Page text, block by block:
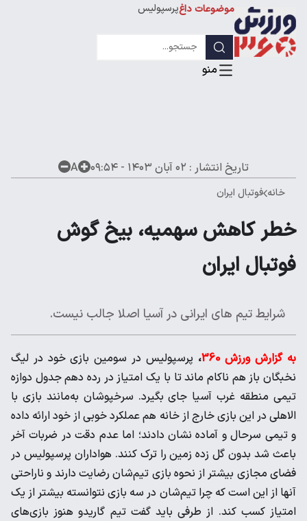
موضوعات داغپرسپولیس
لیگ قهرمانان
تاریخ انتشار : ۰۲ آبان ۱۴۰۳ - ۰۹:۵۴ A
خانه فوتبال ایران
خطر کاهش سهمیه، بیخ گوش
فوتبال ایران
شرایط تیم های ایرانی در آسیا اصلا جالب نیست.
به گزارش ورزش 360 ، پرسپولیس در سومین بازی خود در لیگ
نخبگان باز هم ناکام ماند تا با یک امتیاز در رده دهم جدول دوازه
تیمی منطقه غرب آسیا جای بگیرد. سرخپوشان به‌مانند بازی با
الاهلی در این بازی خارج از خانه هم عملکرد خوبی از خود ارائه داده
و تیمی سرحال و آماده نشان دادند؛ اما عدم دقت در ضربات آخر
باعث شد بدون گل زده زمین را ترک کنند. هواداران پرسپولیس در
فضای مجازی بیشتر از نحوه بازی تیم‌شان رضایت دارند و ناراحتی
آنها از این است که چرا تیم‌شان در سه بازی نتوانسته بیشتر از یک
امتیاز کسب کند. از طرفی باید گفت تیم گاریدو هنوز بازی‌های